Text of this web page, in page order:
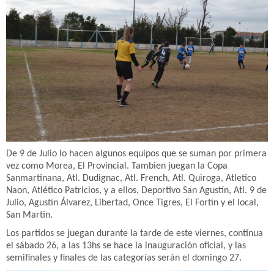
De 9 de Julio lo hacen algunos equipos que se suman por primera
vez como Morea, El Provincial. Tambien juegan la Copa
Sanmartinana, Atl. Dudignac, Atl. French, Atl. Quiroga, Atletico
Naon, Atlético Patricios, y a ellos, Deportivo San Agustín, Atl. 9 de
Julio, Agustín Álvarez, Libertad, Once Tigres, El Fortín y el local,
San Martin.
Los partidos se juegan durante la tarde de este viernes, continua
el sábado 26, a las 13hs se hace la inauguración oficial, y las
semifinales y finales de las categorías serán el domingo 27.